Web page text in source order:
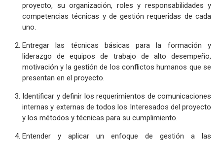
proyecto, su organización, roles y responsabilidades y
competencias técnicas y de gestión requeridas de cada
uno.
Entregar las técnicas básicas para la formación y
liderazgo de equipos de trabajo de alto desempeño,
motivación y la gestión de los conflictos humanos que se
presentan en el proyecto.
Identificar y definir los requerimientos de comunicaciones
internas y externas de todos los Interesados del proyecto
y los métodos y técnicas para su cumplimiento.
Entender y aplicar un enfoque de gestión a las